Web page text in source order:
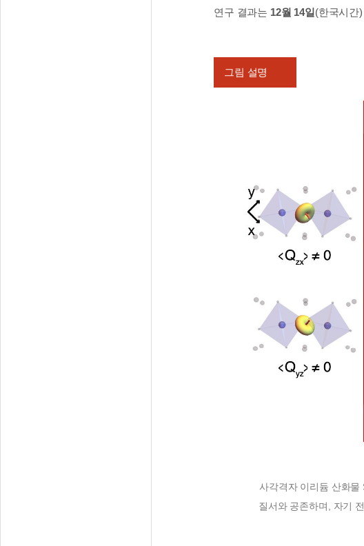
연구 결과는 12월 14일(한국시간
그림 설명
사각격자 이리듐 산화물
질서와 공존하며, 자기